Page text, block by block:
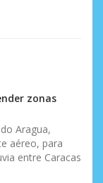
zonas
Aragua,
aéreo, para
entre Caracas